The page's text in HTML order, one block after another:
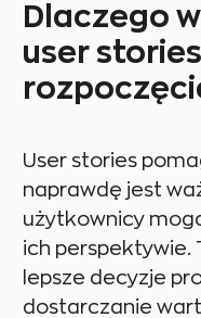
Dlaczego
user
User stories
naprawdę jest
użytkownicy
ich perspektywie.
lepsze decyzje
dostarczanie